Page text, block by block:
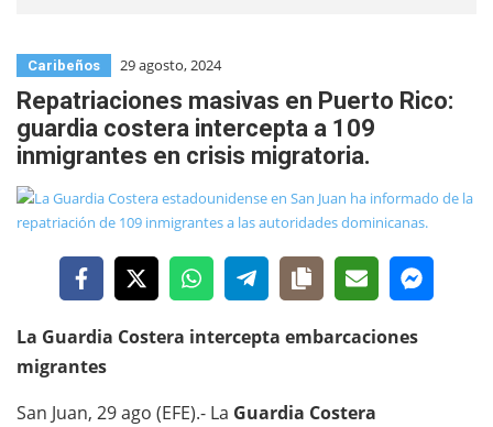
Caribeños 29 agosto, 2024
Repatriaciones masivas en Puerto Rico:
guardia costera intercepta a 109
inmigrantes en crisis migratoria.
La Guardia Costera intercepta embarcaciones
migrantes
San Juan, 29 ago (EFE).- La Guardia Costera